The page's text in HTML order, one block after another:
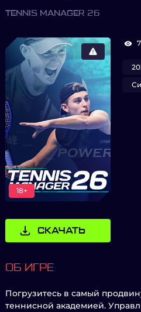
TENNIS MANAGER 26
18+
СКАЧАТЬ
ОБ ИГРЕ
Погрузитесь в самый
теннисной академией.